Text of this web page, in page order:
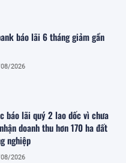
báo lãi 6 tháng giảm gần
2026
báo lãi quý 2 lao dốc vì chưa
doanh thu hơn 170 ha đất
nghiệp
2026